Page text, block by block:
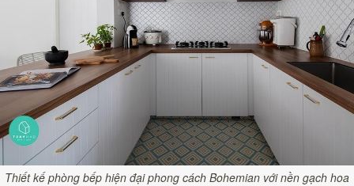
Thiết kế phòng bếp hiện đại phong cách Bohemian với nền gạch hoa